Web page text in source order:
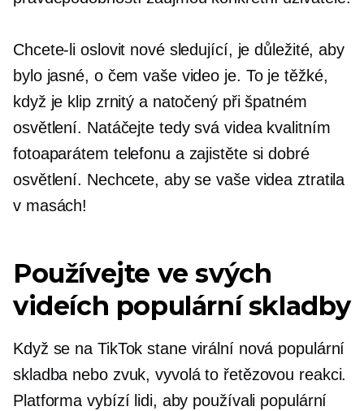
Chcete-li oslovit nové sledující, je důležité, aby
bylo jasné, o čem vaše video je. To je těžké,
když je klip zrnitý a natočený při špatném
osvětlení. Natáčejte tedy svá videa kvalitním
fotoaparátem telefonu a zajistěte si dobré
osvětlení. Nechcete, aby se vaše videa ztratila
v masách!
Používejte ve svých
videích populární skladby
Když se na TikTok stane virální nová populární
skladba nebo zvuk, vyvolá to řetězovou reakci.
Platforma vybízí lidi, aby používali populární